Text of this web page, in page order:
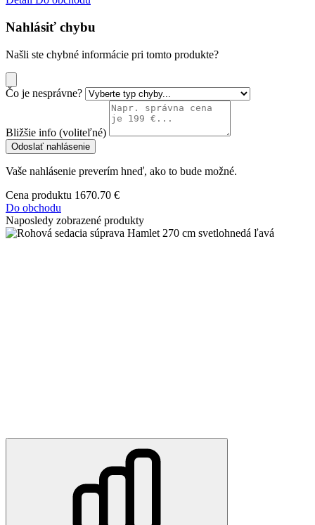
Nahlásiť chybu
Našli ste chybné informácie pri tomto produkte?
Čo je nesprávne?
Bližšie info (voliteľné)
Odoslať nahlásenie
Vaše nahlásenie preverím hneď, ako to bude možné.
Cena produktu 1670.70 €
Do obchodu
Naposledy zobrazené produkty